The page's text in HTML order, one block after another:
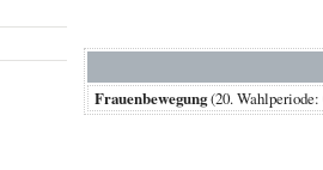
Frauenbewegung(20.